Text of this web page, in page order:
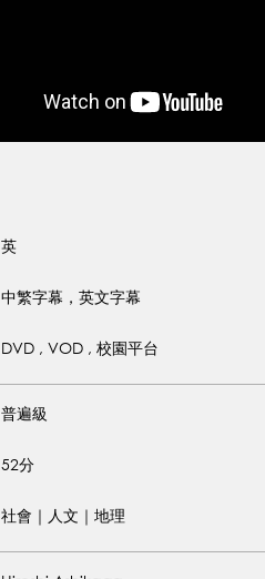
英
中繁字幕，英文字幕
DVD , VOD , 校園平台
普遍級
52分
社會｜人文｜地理